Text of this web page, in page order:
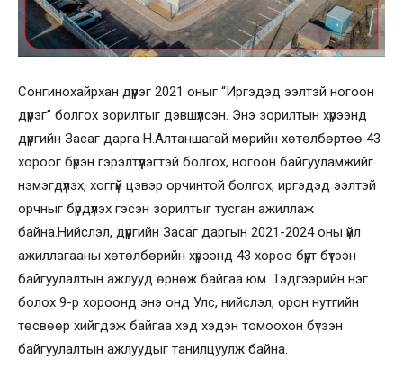
Сонгинохайрхан дүүрэг 2021 оныг “Иргэдэд ээлтэй ногоон
дүүрэг” болгох зорилтыг дэвшүүлсэн. Энэ зорилтын хүрээнд
дүүргийн Засаг дарга Н.Алтаншагай мөрийн хөтөлбөртөө 43
хороог бүрэн гэрэлтүүлэгтэй болгох, ногоон байгууламжийг
нэмэгдүүлэх, хоггүй цэвэр орчинтой болгох, иргэдэд ээлтэй
орчныг бүрдүүлэх гэсэн зорилтыг тусган ажиллаж
байна.Нийслэл, дүүргийн Засаг даргын 2021-2024 оны үйл
ажиллагааны хөтөлбөрийн хүрээнд 43 хороо бүрт бүтээн
байгуулалтын ажлууд өрнөж байгаа юм. Тэдгээрийн нэг
болох 9-р хороонд энэ онд Улс, нийслэл, орон нутгийн
төсвөөр хийгдэж байгаа хэд хэдэн томоохон бүтээн
байгуулалтын ажлуудыг танилцуулж байна.